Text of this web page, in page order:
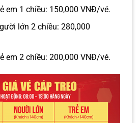
em 1 chiều: 150,000 VNĐ/vé.
lớn 2 chiều: 280,000
em 2 chiều: 200,000 VNĐ/vé.